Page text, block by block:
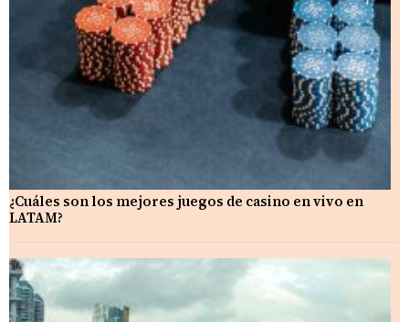
¿Cuáles son los mejores juegos de casino en vivo en
LATAM?